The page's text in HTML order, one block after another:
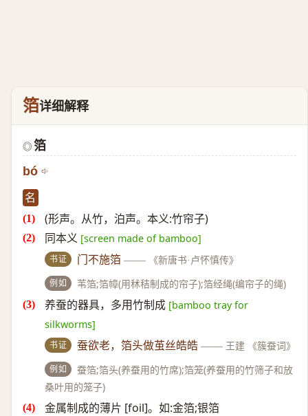
箔详细解释
◎ 箔
bó
名
(形声。从竹，泊声。本义:竹帘子)
同本义 [screen made of bamboo]
书证 门不施箔 —— 《新唐书·卢怀慎传》
例如 苇箔;箔幛(用秫秸制成的帘子);箔经绳(编帘子的绳)
养蚕的器具，多用竹制成 [bamboo tray for
silkworms]
书证 蚕欲老，箔头做茧丝皓皓 —— 王建 《簇蚕词》
例如
蚕箔;箔头(养蚕用的竹席);箔笼(养蚕用的竹筛子和放
桑叶用的笼子)
金属制成的薄片 [foil]。如:金箔;银箔